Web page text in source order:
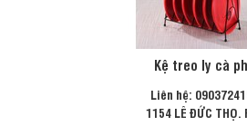
Kệ treo ly cà
Liên hệ:
1154 LÊ ĐỨC THỌ.